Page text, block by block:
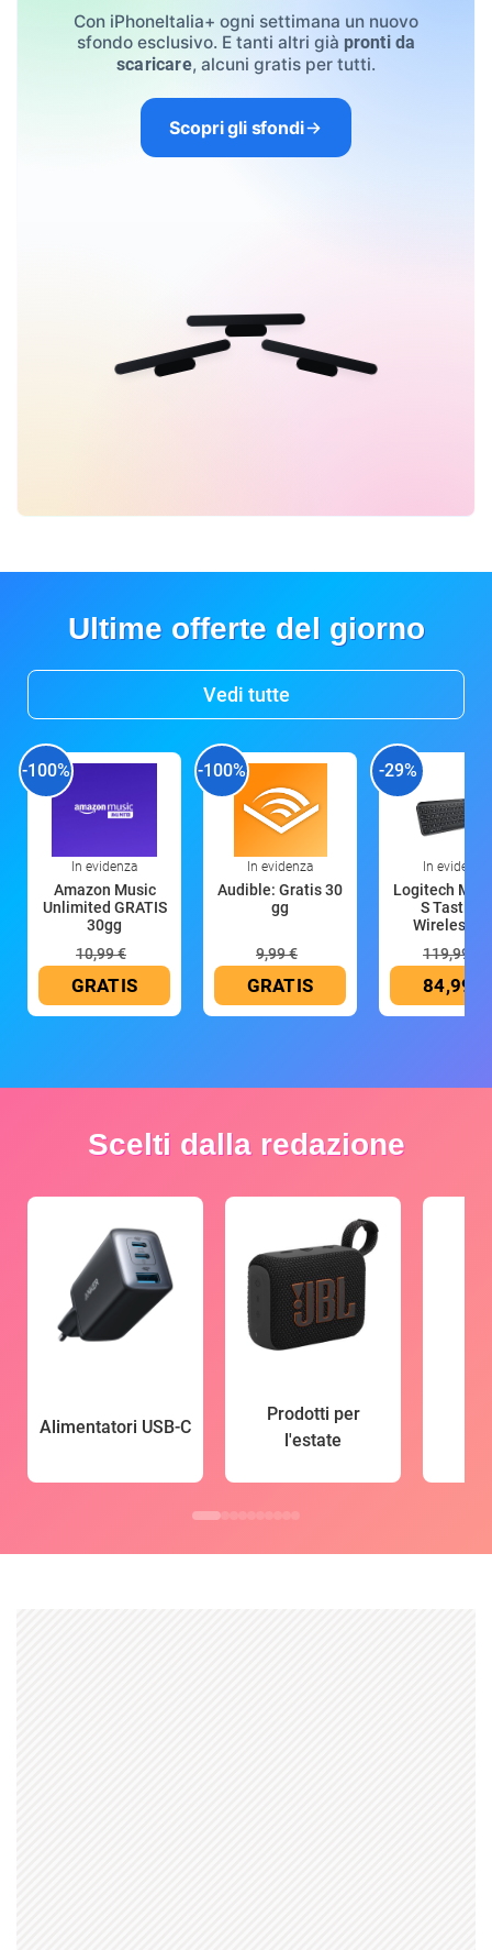
Con iPhoneItalia+ ogni settimana un nuovo
sfondo esclusivo. E tanti altri già pronti da
scaricare, alcuni gratis per tutti.
Scopri gli sfondi
Ultime offerte del giorno
Vedi tutte
-100%
In evidenza
Amazon Music
Unlimited GRATIS
30gg
10,99 €
GRATIS
-100%
In evidenza
Audible: Gratis 30
gg
9,99 €
GRATIS
-29%
In evidenza
Logitech MX
S Tastiera
Wireless
119,99 €
84,99 €
Scelti dalla redazione
Alimentatori USB-C
Prodotti per
l'estate